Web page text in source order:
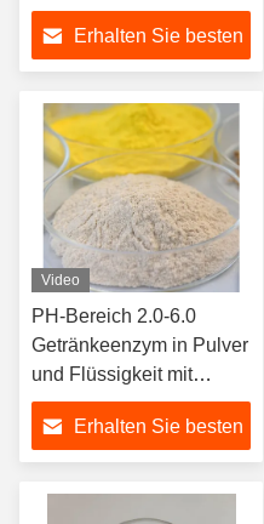
Besthway Technologie in
Pulver und Flüssigkeit
Erhalten Sie besten
Video
PH-Bereich 2.0-6.0
Getränkeenzym in Pulver
und Flüssigkeit mit
Enzymaktivität 50.000-
100.000U/g
Erhalten Sie besten